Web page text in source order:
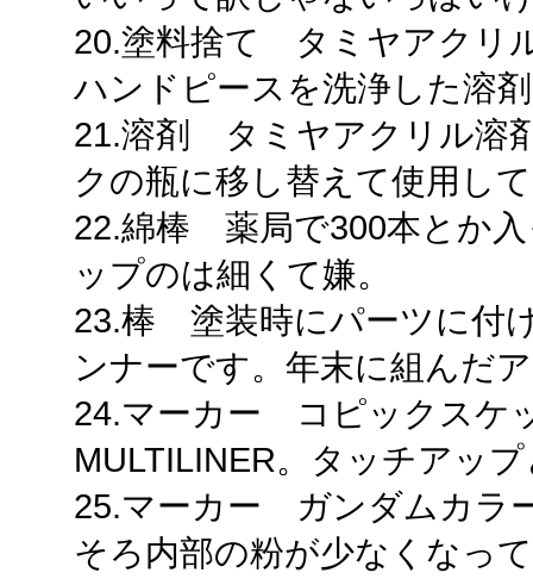
20.塗料捨て タミヤアクリ
ハンドピースを洗浄した溶
21.溶剤 タミヤアクリル溶
クの瓶に移し替えて使用し
22.綿棒 薬局で300本とか
ップのは細くて嫌。
23.棒 塗装時にパーツに付
ンナーです。年末に組んだ
24.マーカー コピックスケ
MULTILINER。タッチアッ
25.マーカー ガンダムカラ
そろ内部の粉が少なくなっ